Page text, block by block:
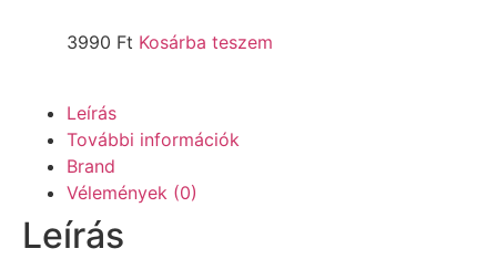
3990 Ft Kosárba teszem
Leírás
További információk
Brand
Vélemények (0)
Leírás